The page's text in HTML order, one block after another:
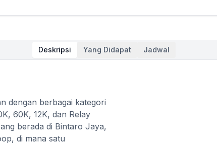
Deskripsi Yang Didapat Jadwal
dengan berbagai kategori
60K, 12K, dan Relay
berada di Bintaro Jaya,
di mana satu